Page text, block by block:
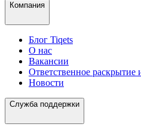
Компания
Блог Tiqets
О нас
Вакансии
Ответственное
Новости
Служба поддержки